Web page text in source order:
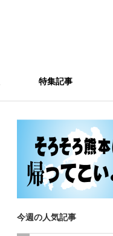
特集記事
今週の人気記事